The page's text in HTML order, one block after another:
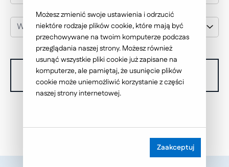
Wybierz klienta
W chwili obecnej nie dysponujemy żadnymi realizacjami.
Możesz zmienić swoje ustawienia i odrzucić
niektóre rodzaje plików cookie, które mają być
przechowywane na twoim komputerze podczas
przeglądania naszej strony. Możesz również
usunąć wszystkie pliki cookie już zapisane na
komputerze, ale pamiętaj, że usunięcie plików
cookie może uniemożliwić korzystanie z części
naszej strony internetowej.
Zaakceptuj